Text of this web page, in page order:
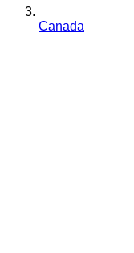
Canada